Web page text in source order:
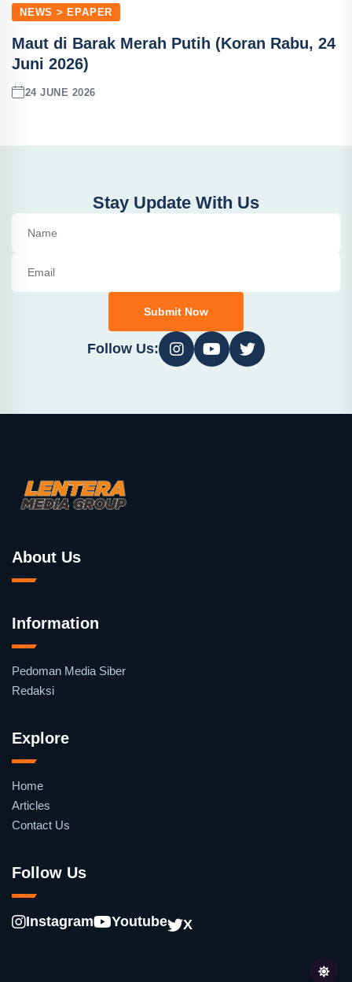
NEWS > EPAPER
Maut di Barak Merah Putih (Koran Rabu, 24
Juni 2026)
24 JUNE 2026
Stay Update With Us
Submit Now
Follow Us:
About Us
Information
Pedoman Media Siber
Redaksi
Explore
Home
Articles
Contact Us
Follow Us
Instagram Youtube X